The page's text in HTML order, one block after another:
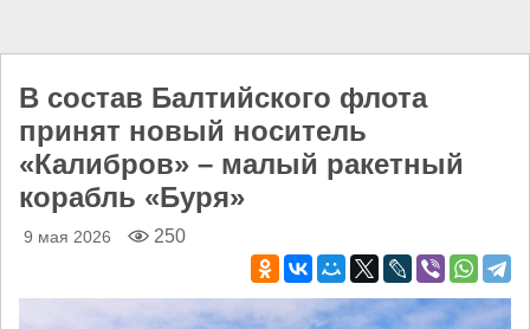
В состав Балтийского флота
принят новый носитель
«Калибров» – малый ракетный
корабль «Буря»
9 мая 2026 250